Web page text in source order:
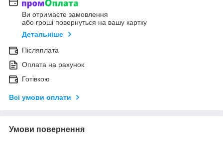
Ви отримаєте замовлення
або гроші повернуться на вашу картку
Детальніше
Післяплата
Оплата на рахунок
Готівкою
Всі умови оплати
Умови повернення